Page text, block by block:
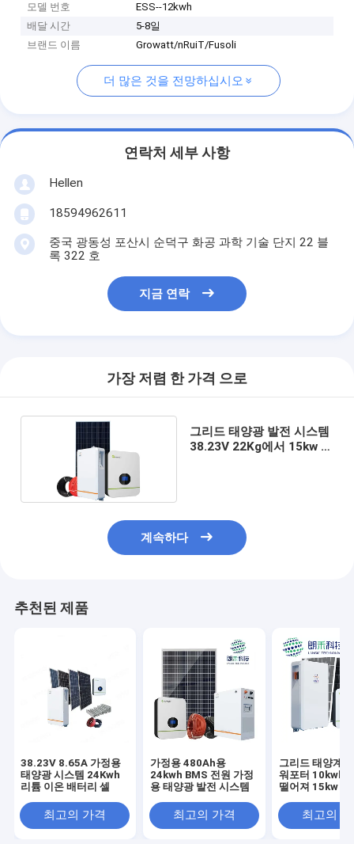
모델 번호
ESS--12kwh
배달 시간
5-8일
브랜드 이름
Growatt/nRuiT/Fusoli
더 많은 것을 전망하십시오
연락처 세부 사항
Hellen
18594962611
중국 광동성 포산시 순덕구 화공 과학 기술 단지 22 블
록 322 호
지금 연락
가장 저렴 한 가격 으로
그리드 태양광 발전 시스템
38.23V 22Kg에서 15kw 3
계속하다
추천된 제품
38.23V 8.65A 가정용
태양광 시스템 24Kwh
리튬 이온 배터리 셀
최고의 가격
가정용 480Ah용
24kwh BMS 전원 가정
용 태양광 발전 시스템
최고의 가격
그리드 태양계
워포터 10kwh
떨어져 15kw 태
최고의